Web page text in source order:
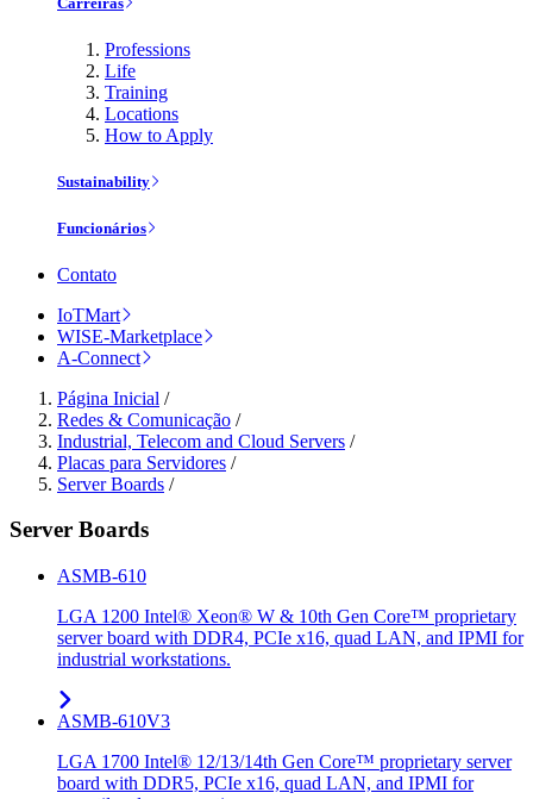
Professions
Life
Training
Locations
How to Apply
Sustainability
Funcionários
Contato
IoTMart
WISE-Marketplace
A-Connect
Página Inicial /
Redes & Comunicação /
Industrial, Telecom and Cloud Servers /
Placas para Servidores /
Server Boards /
Server Boards
ASMB-610
LGA 1200 Intel® Xeon® W & 10th Gen Core™ proprietary
server board with DDR4, PCIe x16, quad LAN, and IPMI for
industrial workstations.
ASMB-610V3
LGA 1700 Intel® 12/13/14th Gen Core™ proprietary server
board with DDR5, PCIe x16, quad LAN, and IPMI for